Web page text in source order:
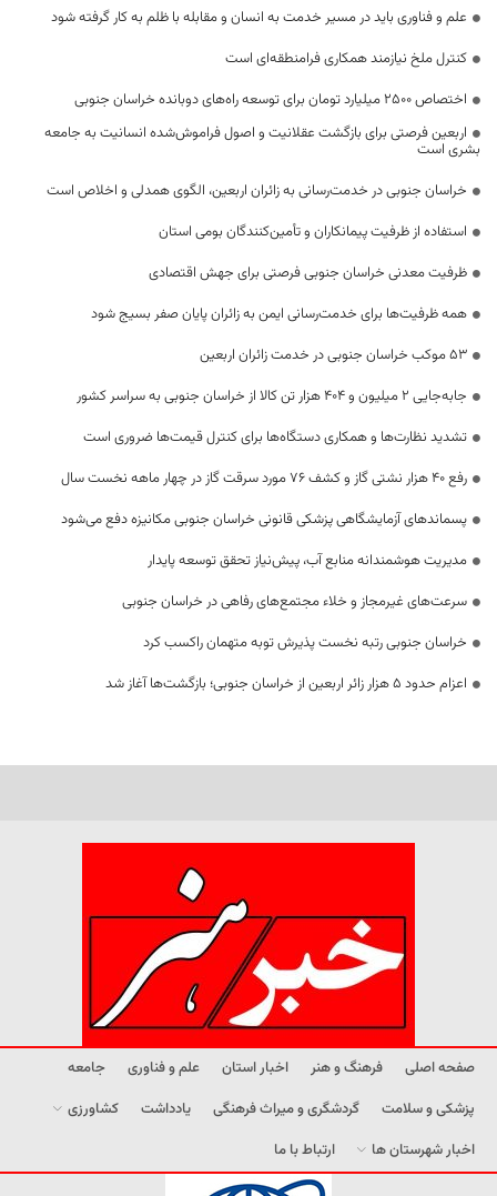
علم و فناوری باید در مسیر خدمت به انسان و مقابله با ظلم به کار گرفته شود
کنترل ملخ نیازمند همکاری فرامنطقه‌ای است
اختصاص 2500 میلیارد تومان برای توسعه راه‌های دوبانده خراسان جنوبی
اربعین فرصتی برای بازگشت عقلانیت و اصول فراموش‌شده انسانیت به جامعه
بشری است
خراسان جنوبی در خدمت‌رسانی به زائران اربعین، الگوی همدلی و اخلاص است
استفاده از ظرفیت پیمانکاران و تأمین‌کنندگان بومی استان
ظرفیت معدنی خراسان جنوبی فرصتی برای جهش اقتصادی
همه ظرفیت‌ها برای خدمت‌رسانی ایمن به زائران پایان صفر بسیج شود
53 موکب خراسان جنوبی در خدمت زائران اربعین
جابه‌جایی 2 میلیون و 404 هزار تن کالا از خراسان جنوبی به سراسر کشور
تشدید نظارت‌ها و همکاری دستگاه‌ها برای کنترل قیمت‌ها ضروری است
رفع 40 هزار نشتی گاز و کشف 76 مورد سرقت گاز در چهار ماهه نخست سال
پسماندهای آزمایشگاهی پزشکی قانونی خراسان جنوبی مکانیزه دفع می‌شود
مدیریت هوشمندانه منابع آب، پیش‌نیاز تحقق توسعه پایدار
سرعت‌های غیرمجاز و خلاء مجتمع‌های رفاهی در خراسان جنوبی
خراسان جنوبی رتبه نخست پذیرش توبه متهمان راکسب کرد
اعزام حدود 5 هزار زائر اربعین از خراسان جنوبی؛ بازگشت‌ها آغاز شد
صفحه اصلی فرهنگ و هنر اخبار استان علم و فناوری
جامعه
پزشکی و سلامت
گردشگری و میراث فرهنگی یادداشت
کشاورزی
اخبار شهرستان ها
ارتباط با ما